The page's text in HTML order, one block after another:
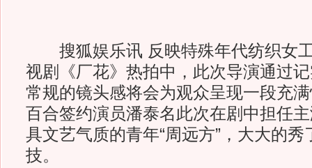
搜狐娱乐讯 反映特殊年代纺织女
视剧《厂花》热拍中，此次导演通过
常规的镜头感将会为观众呈现一段充
百合签约演员潘泰名此次在剧中担任
具文艺气质的青年“周远方”，大大的
技。